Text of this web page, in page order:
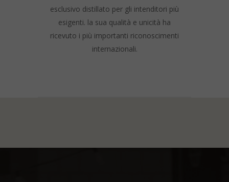
esclusivo distillato per gli intenditori più
esigenti. la sua qualità e unicità ha
ricevuto i più importanti riconoscimenti
internazionali.